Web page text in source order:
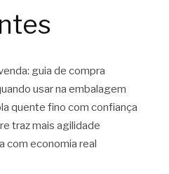
guia de compra
usar na embalagem
quente fino com confiança
traz mais agilidade
com economia real